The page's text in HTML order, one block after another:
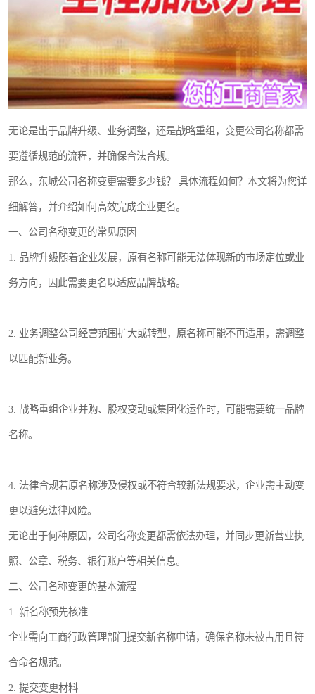
无论是出于品牌升级、业务调整，还是战略重组，变更公司名称都需
要遵循规范的流程，并确保合法合规。
那么，东城公司名称变更需要多少钱？ 具体流程如何？本文将为您详
细解答，并介绍如何高效完成企业更名。
一、公司名称变更的常见原因
1. 品牌升级随着企业发展，原有名称可能无法体现新的市场定位或业
务方向，因此需要更名以适应品牌战略。
2. 业务调整公司经营范围扩大或转型，原名称可能不再适用，需调整
以匹配新业务。
3. 战略重组企业并购、股权变动或集团化运作时，可能需要统一品牌
名称。
4. 法律合规若原名称涉及侵权或不符合较新法规要求，企业需主动变
更以避免法律风险。
无论出于何种原因，公司名称变更都需依法办理，并同步更新营业执
照、公章、税务、银行账户等相关信息。
二、公司名称变更的基本流程
1. 新名称预先核准
企业需向工商行政管理部门提交新名称申请，确保名称未被占用且符
合命名规范。
2. 提交变更材料